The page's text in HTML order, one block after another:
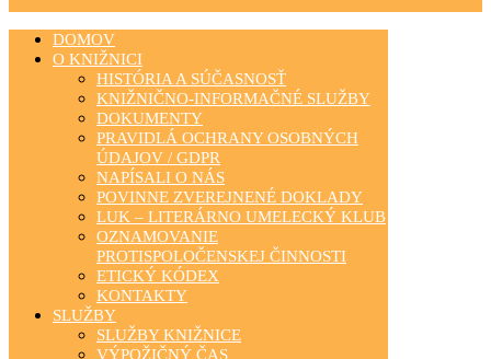
DOMOV
O KNIŽNICI
HISTÓRIA A SÚČASNOSŤ
KNIŽNIČNO-INFORMAČNÉ SLUŽBY
DOKUMENTY
PRAVIDLÁ OCHRANY OSOBNÝCH
ÚDAJOV / GDPR
NAPÍSALI O NÁS
POVINNE ZVEREJNENÉ DOKLADY
LUK – LITERÁRNO UMELECKÝ KLUB
OZNAMOVANIE
PROTISPOLOČENSKEJ ČINNOSTI
ETICKÝ KÓDEX
KONTAKTY
SLUŽBY
SLUŽBY KNIŽNICE
VÝPOŽIČNÝ ČAS